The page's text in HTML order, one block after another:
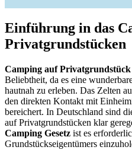
Einführung in das
Privatgrundstücken
Camping auf Privatgrundstück
Beliebtheit, da es eine
hautnah zu erleben. Das Zelten
den direkten Kontakt mit
bereichert. In Deutschland sind
auf Privatgrundstücken klar
Camping Gesetz ist es
Grundstückseigentümers